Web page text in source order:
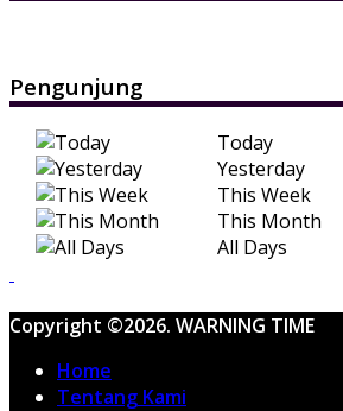
Pengunjung
Today
Yesterday
This Week
This Month
All Days
Copyright ©2026. WARNING TIME
Home
Tentang Kami